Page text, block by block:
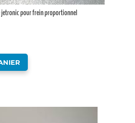
pour frein proportionnel